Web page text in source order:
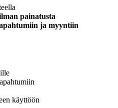
painatusta
ja myyntiin
käyttöön